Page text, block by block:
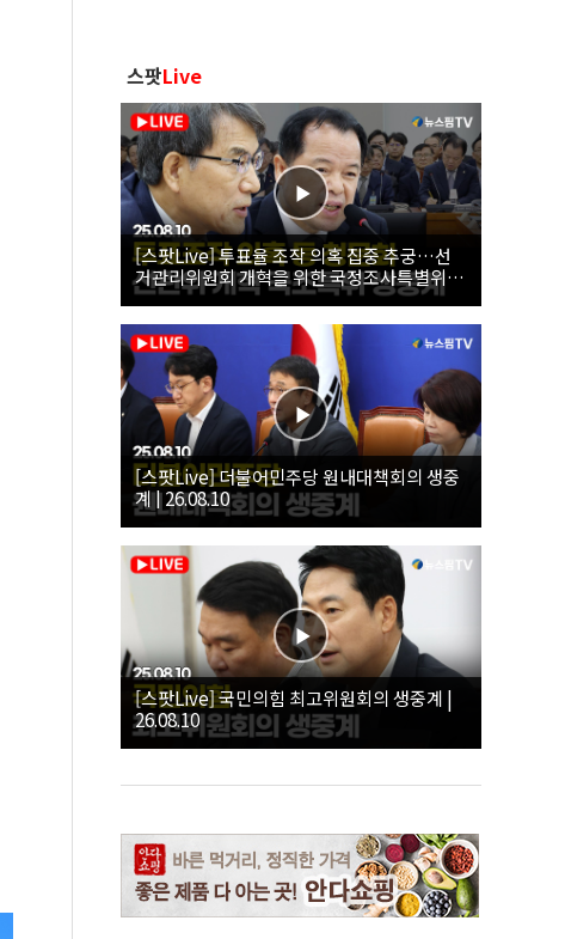
스팟Live
[스팟Live] 투표율 조작 의혹 집중 추궁…선
거관리위원회 개혁을 위한 국정조사특별위원
회 | 26.08.10
[스팟Live] 더불어민주당 원내대책회의 생중
계 | 26.08.10
[스팟Live] 국민의힘 최고위원회의 생중계 |
26.08.10